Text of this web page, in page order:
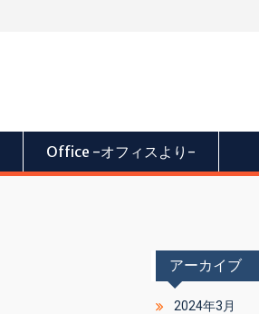
Office -オフィスより-
アーカイブ
2024年3月